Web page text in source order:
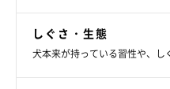
しぐさ・生態
犬本来が持っている習性や、